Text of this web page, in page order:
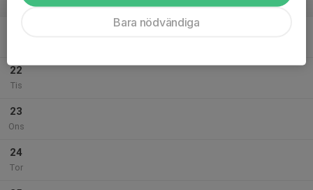
v.30
22
Tis
23
Ons
24
Tor
Bara nödvändiga